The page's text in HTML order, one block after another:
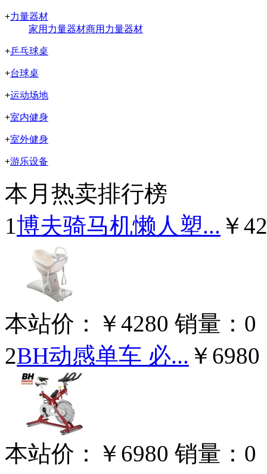
+力量器材
家用力量器材商用力量器材
+乒乓球桌
+台球桌
+运动场地
+室内健身
+室外健身
+游乐设备
本月热卖排行榜
1博夫骑马机懒人塑... ￥
本站价： ￥4280 销量： 0
2BH动感单车 必... ￥6980
本站价： ￥6980 销量： 0